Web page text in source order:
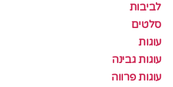
לביבות
סלטים
עוגות
עוגות גבינה
עוגות פרווה